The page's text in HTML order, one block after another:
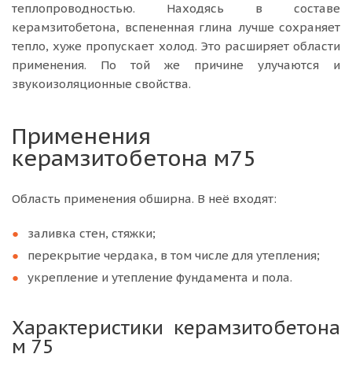
теплопроводностью. Находясь в составе
керамзитобетона, вспененная глина лучше сохраняет
тепло, хуже пропускает холод. Это расширяет области
применения. По той же причине улучаются и
звукоизоляционные свойства.
Применения
керамзитобетона м75
Область применения обширна. В неё входят:
заливка стен, стяжки;
перекрытие чердака, в том числе для утепления;
укрепление и утепление фундамента и пола.
Характеристики керамзитобетона
м 75